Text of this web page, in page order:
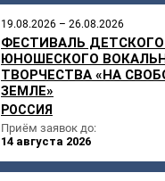
19.08.2026 – 26.08.2026
ФЕСТИВАЛЬ
ЮНОШЕСКОГО
ТВОРЧЕСТВА «НА
ЗЕМЛЕ»
РОССИЯ
Приём заявок до:
14 августа 2026